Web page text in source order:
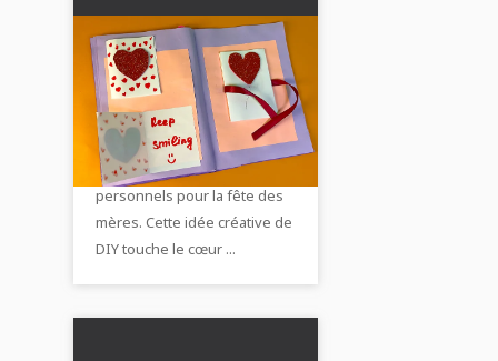
Carte de scrapbooking
DIY : cadeau personnel
pour la fête des mères
ou cadeau pour grand-
mère
Crée une carte de Scrapbook
pleine d'amour avec des
photos et des messages
personnels pour la fête des
mères. Cette idée créative de
DIY touche le cœur ...